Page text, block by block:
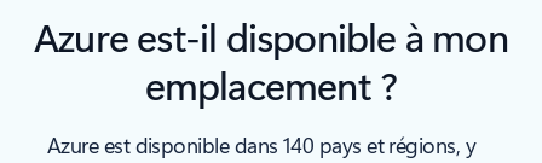
Azure est-il disponible à mon
emplacement ?
Azure est disponible dans 140 pays et régions, y